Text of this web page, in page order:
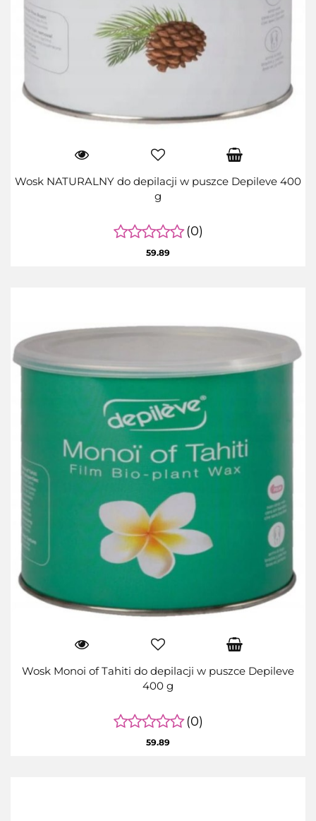
Wosk NATURALNY do depilacji w puszce Depileve 400
g
(0)
59.89
Wosk Monoi of Tahiti do depilacji w puszce Depileve
400 g
(0)
59.89